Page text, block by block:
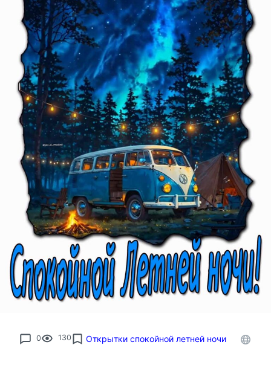
0 130 Открытки спокойной летней ночи